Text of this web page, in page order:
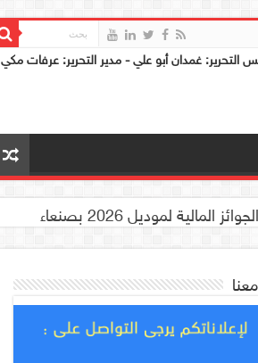
التحرير: غمدان أبو علي - مدير التحرير: عرفات مكي